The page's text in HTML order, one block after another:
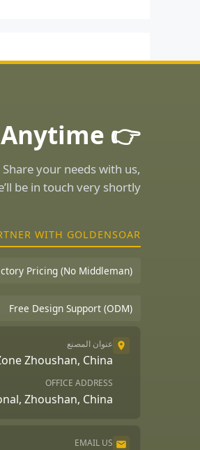
👉 Ask for a Quote Anytime!
your needs with us,
be in touch very shortly.
WITH GOLDENSOAR?
Pricing (No Middleman)
Free Design Support (ODM)
عنوان المصنع
Zhoushan, China
OFFICE ADDRESS
Zhoushan, China
EMAIL US